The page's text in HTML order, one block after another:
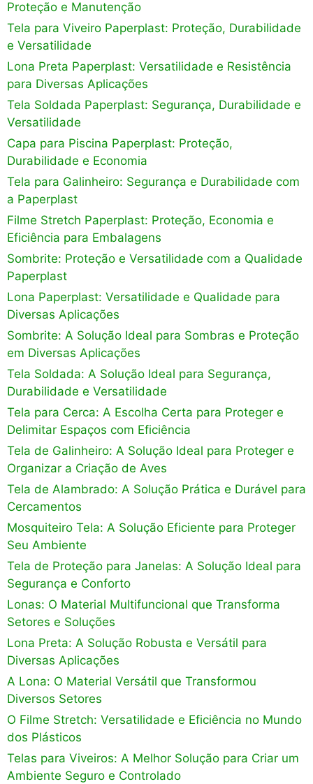
Proteção e Manutenção
Tela para Viveiro Paperplast: Proteção, Durabilidade
e Versatilidade
Lona Preta Paperplast: Versatilidade e Resistência
para Diversas Aplicações
Tela Soldada Paperplast: Segurança, Durabilidade e
Versatilidade
Capa para Piscina Paperplast: Proteção,
Durabilidade e Economia
Tela para Galinheiro: Segurança e Durabilidade com
a Paperplast
Filme Stretch Paperplast: Proteção, Economia e
Eficiência para Embalagens
Sombrite: Proteção e Versatilidade com a Qualidade
Paperplast
Lona Paperplast: Versatilidade e Qualidade para
Diversas Aplicações
Sombrite: A Solução Ideal para Sombras e Proteção
em Diversas Aplicações
Tela Soldada: A Solução Ideal para Segurança,
Durabilidade e Versatilidade
Tela para Cerca: A Escolha Certa para Proteger e
Delimitar Espaços com Eficiência
Tela de Galinheiro: A Solução Ideal para Proteger e
Organizar a Criação de Aves
Tela de Alambrado: A Solução Prática e Durável para
Cercamentos
Mosquiteiro Tela: A Solução Eficiente para Proteger
Seu Ambiente
Tela de Proteção para Janelas: A Solução Ideal para
Segurança e Conforto
Lonas: O Material Multifuncional que Transforma
Setores e Soluções
Lona Preta: A Solução Robusta e Versátil para
Diversas Aplicações
A Lona: O Material Versátil que Transformou
Diversos Setores
O Filme Stretch: Versatilidade e Eficiência no Mundo
dos Plásticos
Telas para Viveiros: A Melhor Solução para Criar um
Ambiente Seguro e Controlado